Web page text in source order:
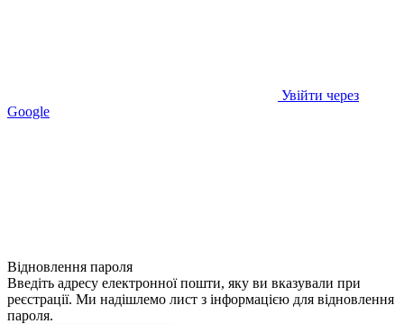
Увійти через
Google
Відновлення пароля
Введіть адресу електронної пошти, яку ви вказували при
реєстрації. Ми надішлемо лист з інформацією для відновлення
пароля.